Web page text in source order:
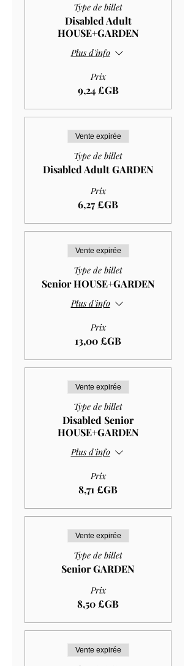
Type de billet
Disabled Adult
HOUSE+GARDEN
Plus d'info
Prix
9,24 £GB
Vente expirée
Type de billet
Disabled Adult GARDEN
Prix
6,27 £GB
Vente expirée
Type de billet
Senior HOUSE+GARDEN
Plus d'info
Prix
13,00 £GB
Vente expirée
Type de billet
Disabled Senior
HOUSE+GARDEN
Plus d'info
Prix
8,71 £GB
Vente expirée
Type de billet
Senior GARDEN
Prix
8,50 £GB
Vente expirée